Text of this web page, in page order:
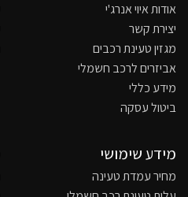
אודות איוי אנרג'י
יצירת קשר
מגזין טעינת רכבים
אביזרים לרכב חשמלי
מידע כללי
ביטול עסקה
מידע שימושי
מחיר עמדת טעינה